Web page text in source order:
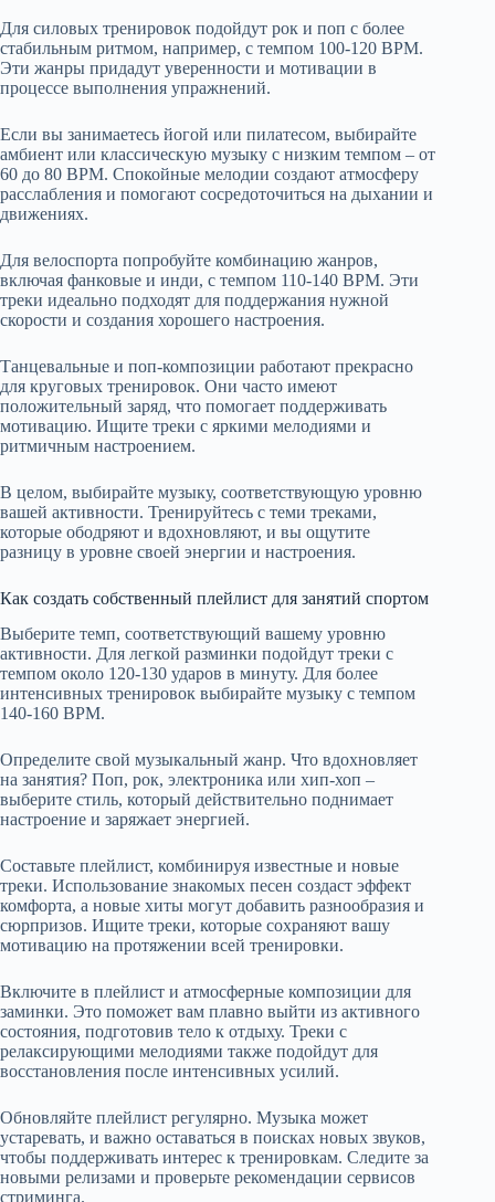
Для силовых тренировок подойдут рок и поп с более
стабильным ритмом, например, с темпом 100-120 BPM.
Эти жанры придадут уверенности и мотивации в
процессе выполнения упражнений.
Если вы занимаетесь йогой или пилатесом, выбирайте
амбиент или классическую музыку с низким темпом – от
60 до 80 BPM. Спокойные мелодии создают атмосферу
расслабления и помогают сосредоточиться на дыхании и
движениях.
Для велоспорта попробуйте комбинацию жанров,
включая фанковые и инди, с темпом 110-140 BPM. Эти
треки идеально подходят для поддержания нужной
скорости и создания хорошего настроения.
Танцевальные и поп-композиции работают прекрасно
для круговых тренировок. Они часто имеют
положительный заряд, что помогает поддерживать
мотивацию. Ищите треки с яркими мелодиями и
ритмичным настроением.
В целом, выбирайте музыку, соответствующую уровню
вашей активности. Тренируйтесь с теми треками,
которые ободряют и вдохновляют, и вы ощутите
разницу в уровне своей энергии и настроения.
Как создать собственный плейлист для занятий спортом
Выберите темп, соответствующий вашему уровню
активности. Для легкой разминки подойдут треки с
темпом около 120-130 ударов в минуту. Для более
интенсивных тренировок выбирайте музыку с темпом
140-160 BPM.
Определите свой музыкальный жанр. Что вдохновляет
на занятия? Поп, рок, электроника или хип-хоп –
выберите стиль, который действительно поднимает
настроение и заряжает энергией.
Составьте плейлист, комбинируя известные и новые
треки. Использование знакомых песен создаст эффект
комфорта, а новые хиты могут добавить разнообразия и
сюрпризов. Ищите треки, которые сохраняют вашу
мотивацию на протяжении всей тренировки.
Включите в плейлист и атмосферные композиции для
заминки. Это поможет вам плавно выйти из активного
состояния, подготовив тело к отдыху. Треки с
релаксирующими мелодиями также подойдут для
восстановления после интенсивных усилий.
Обновляйте плейлист регулярно. Музыка может
устаревать, и важно оставаться в поисках новых звуков,
чтобы поддерживать интерес к тренировкам. Следите за
новыми релизами и проверьте рекомендации сервисов
стриминга.